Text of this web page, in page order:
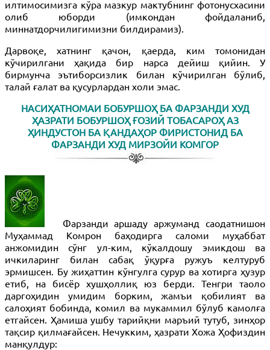
илтимосимизга кўра мазкур мактубнинг фотонусхасини
олиб юборди (имкондан фойдаланиб,
миннатдорчилигимизни билдирамиз).
Дарвоқе, хатнинг қачон, қаерда, ким томонидан
кўчирилгани ҳақида бир нарса дейиш қийин. У
бирмунча эътиборсизлик билан кўчирилган бўлиб,
талай ғалат ва қусурлардан холи эмас.
НАСИҲАТНОМАИ БОБУРШОҲ БА ФАРЗАНДИ ХУД
ҲАЗРАТИ БОБУРШОҲ ҒОЗИЙ ТОБАСАРОҲ АЗ
ҲИНДУСТОН БА ҚАНДАҲОР ФИРИСТОНИД БА
ФАРЗАНДИ ХУД МИРЗОЙИ КОМГОР
Фарзанди аршаду аржуманд саодатнишон
Муҳаммад Комрон баҳодирга саломи муҳаббат
анжомидин сўнг ул-ким, кўкалдошу эмикдош ва
ичкиларинг билан сабақ ўқурға ружуъ келтуруб
эрмишсен. Бу жиҳаттин кўнгулга сурур ва хотирга ҳузур
етиб, на бисёр хушҳоллиқ юз берди. Тенгри таоло
даргоҳидин умидим борким, жамъи қобилият ва
салоҳият бобинда, комил ва мукаммил бўлуб камолға
етгайсен. Ҳамиша ушбу тарийқни маръий тутуб, зинҳор
тақсир қилмағайсен. Нечукким, ҳазрати Хожа Ҳофиздин
манқулдур: